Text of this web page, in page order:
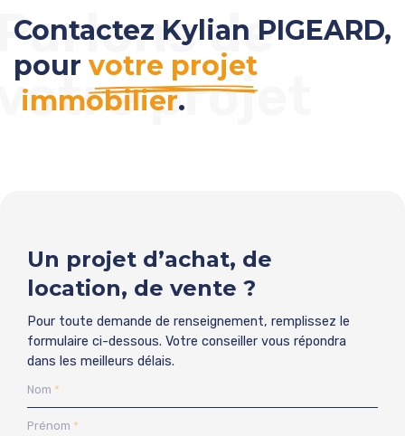
de
projet
Contactez Kylian PIGEARD,
pour votre projet
immobilier.
Un projet d’achat, de
location, de vente ?
Pour toute demande de renseignement, remplissez le
formulaire ci-dessous. Votre conseiller vous répondra
dans les meilleurs délais.
Nom
Prénom